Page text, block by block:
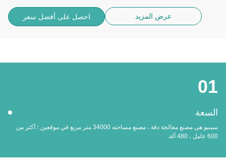
عرض المزيد احصل على أفضل سعر
01
السعة
سينبو هي مصنع معالجة دقة ، مصنع مساحته 34000 متر مربع في موقعين ؛ أكثر من
600 عامل ، 480 آلة.